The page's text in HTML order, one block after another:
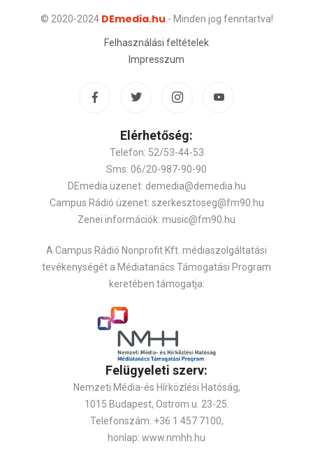
© 2020-2024 DEmedia.hu - Minden jog fenntartva!
Felhasználási feltételek
Impresszum
Elérhetőség:
Telefon: 52/53-44-53
Sms: 06/20-987-90-90
DEmedia üzenet: demedia@demedia.hu
Campus Rádió üzenet: szerkesztoseg@fm90.hu
Zenei információk: music@fm90.hu
A Campus Rádió Nonprofit Kft. médiaszolgáltatási
tevékenységét a Médiatanács Támogatási Program
keretében támogatja:
Felügyeleti szerv:
Nemzeti Média-és Hírközlési Hatóság,
1015 Budapest, Ostrom u. 23-25.
Telefonszám: +36 1 457 7100,
honlap: www.nmhh.hu